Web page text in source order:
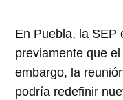
En Puebla, la SEP
previamente que
embargo, la
podría redefinir